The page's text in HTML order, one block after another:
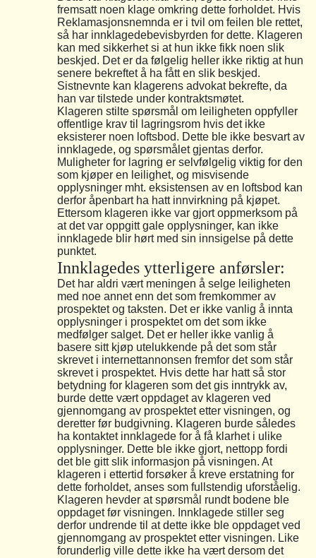
fremsatt noen klage omkring dette forholdet. Hvis
Reklamasjonsnemnda er i tvil om feilen ble rettet,
så har innklagedebevisbyrden for dette. Klageren
kan med sikkerhet si at hun ikke fikk noen slik
beskjed. Det er da følgelig heller ikke riktig at hun
senere bekreftet å ha fått en slik beskjed.
Sistnevnte kan klagerens advokat bekrefte, da
han var tilstede under kontraktsmøtet.
Klageren stilte spørsmål om leiligheten oppfyller
offentlige krav til lagringsrom hvis det ikke
eksisterer noen loftsbod. Dette ble ikke besvart av
innklagede, og spørsmålet gjentas derfor.
Muligheter for lagring er selvfølgelig viktig for den
som kjøper en leilighet, og misvisende
opplysninger mht. eksistensen av en loftsbod kan
derfor åpenbart ha hatt innvirkning på kjøpet.
Ettersom klageren ikke var gjort oppmerksom på
at det var oppgitt gale opplysninger, kan ikke
innklagede blir hørt med sin innsigelse på dette
punktet.
Innklagedes ytterligere anførsler:
Det har aldri vært meningen å selge leiligheten
med noe annet enn det som fremkommer av
prospektet og taksten. Det er ikke vanlig å innta
opplysninger i prospektet om det som ikke
medfølger salget. Det er heller ikke vanlig å
basere sitt kjøp utelukkende på det som står
skrevet i internettannonsen fremfor det som står
skrevet i prospektet. Hvis dette har hatt så stor
betydning for klageren som det gis inntrykk av,
burde dette vært oppdaget av klageren ved
gjennomgang av prospektet etter visningen, og
deretter før budgivning. Klageren burde således
ha kontaktet innklagede for å få klarhet i ulike
opplysninger. Dette ble ikke gjort, nettopp fordi
det ble gitt slik informasjon på visningen. At
klageren i ettertid forsøker å kreve erstatning for
dette forholdet, anses som fullstendig uforståelig.
Klageren hevder at spørsmål rundt bodene ble
oppdaget før visningen. Innklagede stiller seg
derfor undrende til at dette ikke ble oppdaget ved
gjennomgang av prospektet etter visningen. Like
forunderlig ville dette ikke ha vært dersom det